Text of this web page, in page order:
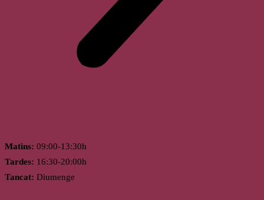
Matins: 09:00-13:30h
Tardes: 16:30-20:00h
Tancat: Diumenge